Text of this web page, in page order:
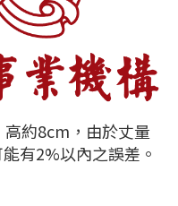
約8cm，由於丈量
有2%以內之誤差。